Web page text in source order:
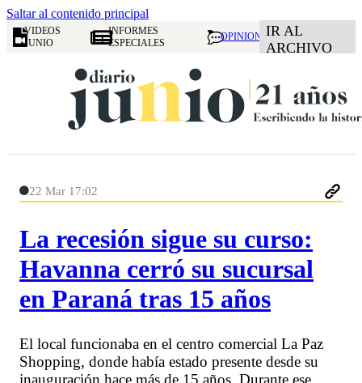
Saltar al contenido principal
VIDEOS
JUNIO
INFORMES
ESPECIALES
OPINION IR AL
ARCHIVO
22 Mar 17:02
La recesión sigue su curso:
Havanna cerró su sucursal
en Paraná tras 15 años
El local funcionaba en el centro comercial La Paz
Shopping, donde había estado presente desde su
inauguración hace más de 15 años. Durante ese